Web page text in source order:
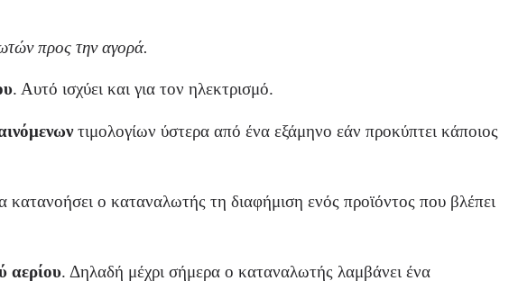
προς την αγορά.
. Αυτό ισχύει και για τον ηλεκτρισμό.
τιμολογίων ύστερα από ένα εξάμηνο εάν προκύπτει κάποιος
κατανοήσει ο καταναλωτής τη διαφήμιση ενός προϊόντος που βλέπει
αερίου. Δηλαδή μέχρι σήμερα ο καταναλωτής λαμβάνει ένα